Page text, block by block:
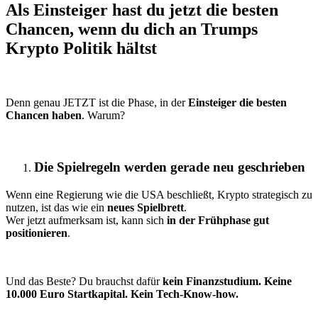
Als Einsteiger hast du jetzt die besten
Chancen, wenn du dich an Trumps
Krypto Politik hältst
Denn genau JETZT ist die Phase, in derEinsteiger die besten
Chancen haben. Warum?
Die Spielregeln werden gerade neu geschrieben
Wenn eine Regierung wie die USA beschließt, Krypto strategisch zu
nutzen, ist das wie ein neues Spielbrett.
Wer jetzt aufmerksam ist, kann sich in der Frühphase gut
positionieren.
Und das Beste? Du brauchst dafürkein Finanzstudium. Keine
10.000 Euro Startkapital. Kein Tech-Know-how.